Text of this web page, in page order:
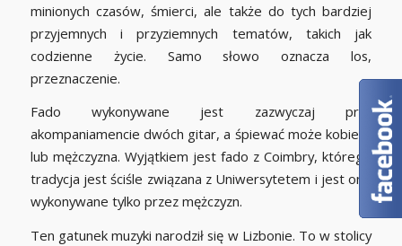
minionych czasów, śmierci, ale także do tych bardziej
przyjemnych i przyziemnych tematów, takich jak
codzienne życie. Samo słowo oznacza los,
przeznaczenie.
Fado wykonywane jest zazwyczaj przy
akompaniamencie dwóch gitar, a śpiewać może kobieta
lub mężczyzna. Wyjątkiem jest fado z Coimbry, którego
tradycja jest ściśle związana z Uniwersytetem i jest ono
wykonywane tylko przez mężczyzn.
Ten gatunek muzyki narodził się w Lizbonie. To w stolicy